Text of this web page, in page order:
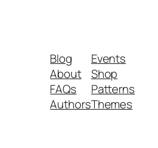
Blog
About
FAQs
Authors
Events
Shop
Patterns
Themes